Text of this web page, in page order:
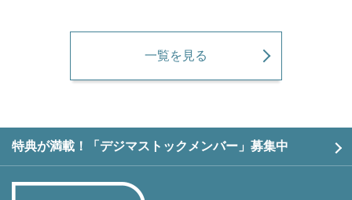
一覧を見る
特典が満載！「デジマストックメンバー」募集中